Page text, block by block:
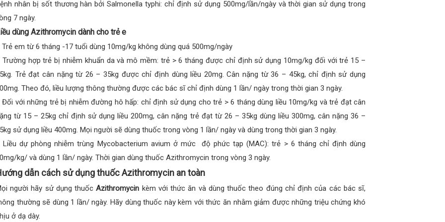
nhân bị sốt thương hàn bởi Salmonella typhi: chỉ định sử dụng 500mg/lần/ngày và thời gian sử dụng trong
7 ngày.
dùng Azithromycin dành cho trẻ e
Trẻ em từ 6 tháng -17 tuổi dùng 10mg/kg không dùng quá 500mg/ngày
Trường hợp trẻ bị nhiễm khuẩn da và mô mềm: trẻ > 6 tháng được chỉ định sử dụng 10mg/kg đối với trẻ 15 –
Trẻ đạt cân nặng từ 26 – 35kg được chỉ định dùng liều 20mg. Cân nặng từ 36 – 45kg, chỉ định sử dụng
Theo đó, liều lượng thông thường được các bác sĩ chỉ định dùng 1 lần/ ngày trong thời gian 3 ngày.
Đối với những trẻ bị nhiễm đường hô hấp: chỉ định sử dụng cho trẻ > 6 tháng dùng liều 10mg/kg và trẻ đạt cân
từ 15 – 25kg chỉ định sử dụng liều 200mg, cân nặng trẻ đạt từ 26 – 35kg dùng liều 300mg, cân nặng 36 –
sử dụng liều 400mg. Mọi người sẽ dùng thuốc trong vòng 1 lần/ ngày và dùng trong thời gian 3 ngày.
Liều dự phòng nhiễm trùng Mycobacterium avium ở mức độ phức tạp (MAC): trẻ > 6 tháng chỉ định dùng
kg/ và dùng 1 lần/ ngày. Thời gian dùng thuốc Azithromycin trong vòng 3 ngày.
dẫn cách sử dụng thuốc Azithromycin an toàn
người hãy sử dụng thuốcAzithromycin kèm với thức ăn và dùng thuốc theo đúng chỉ định của các bác sĩ,
thường sẽ dùng 1 lần/ ngày. Hãy dùng thuốc này kèm với thức ăn nhằm giảm được những triệu chứng khó
ở dạ dày.